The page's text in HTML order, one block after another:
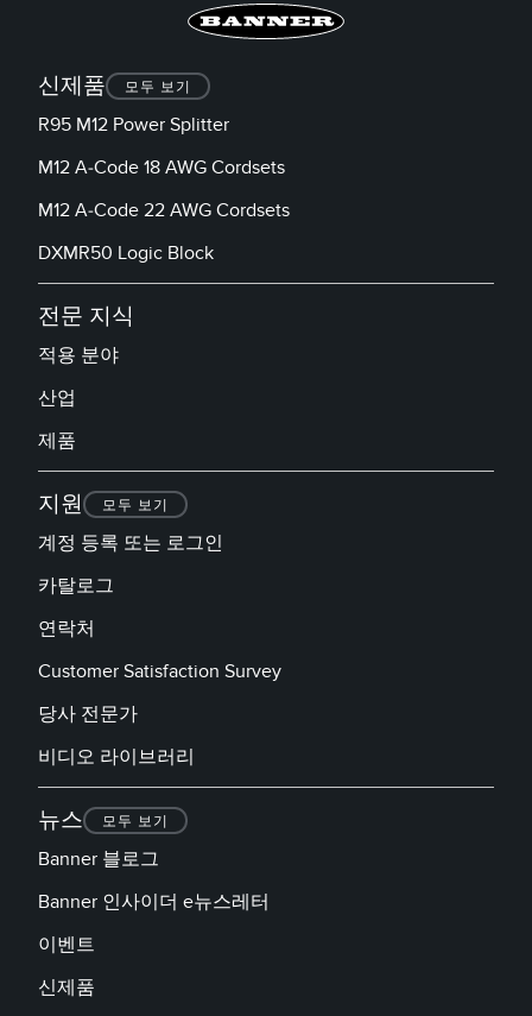
신제품 모두 보기
R95 M12 Power Splitter
M12 A-Code 18 AWG Cordsets
M12 A-Code 22 AWG Cordsets
DXMR50 Logic Block
전문 지식
적용 분야
산업
제품
지원 모두 보기
계정 등록 또는 로그인
카탈로그
연락처
Customer Satisfaction Survey
당사 전문가
비디오 라이브러리
뉴스 모두 보기
Banner 블로그
Banner 인사이더 e뉴스레터
이벤트
신제품